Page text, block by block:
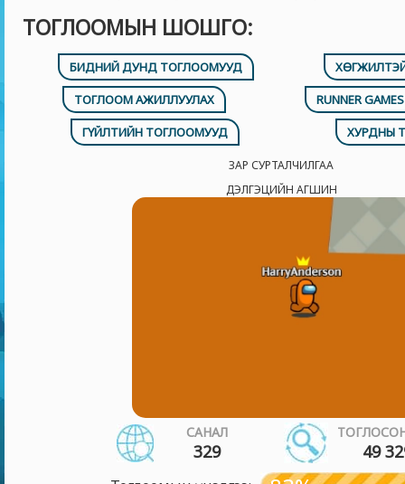
ТОГЛООМЫН ШОШГО:
БИДНИЙ ДУНД ТОГЛООМУУД
ТОГЛООМ АЖИЛЛУУЛАХ
RUNNER
ГҮЙЛТИЙН ТОГЛООМУУД
ХУРДНЫ
ЗАР СУРТАЛЧИЛГАА
ДЭЛГЭЦИЙН АГШИН
САНАЛ
329 49